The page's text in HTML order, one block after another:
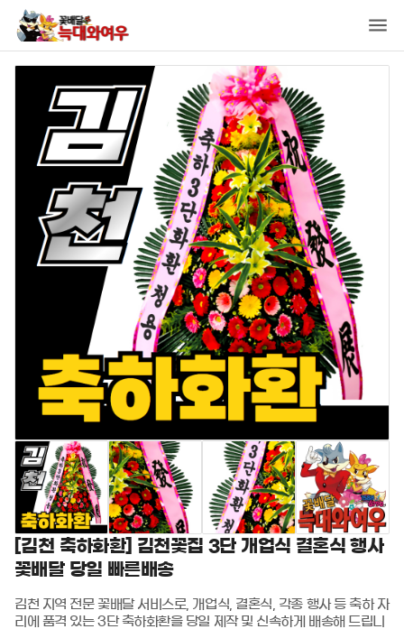
[김천 축하화환] 김천꽃집 3단 개업식 결혼식 행사
꽃배달 당일 빠른배송
김천 지역 전문 꽃배달 서비스로, 개업식, 결혼식, 각종 행사 등 축하 자
리에 품격 있는 3단 축하화환을 당일 제작 및 신속하게 배송해 드립니